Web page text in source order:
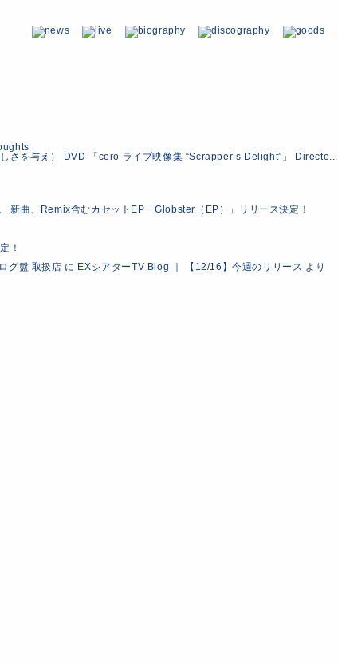
さを与え） DVD 「cero ライブ映像集 “Scrapper’s Delight”」 Directe...
新曲、Remix含むカセットEP「Globster（EP）」リリース決定！
！
グ盤 取扱店 に EXシアターTV Blog ｜ 【12/16】今週のリリース より